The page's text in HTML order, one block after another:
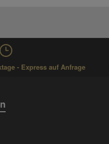
- Express auf Anfrage